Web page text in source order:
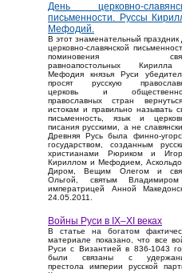
День церковно-
письменности. Руссы
Мефодий.
В этот знаменательный праздник
церковно-славянской
поминовения
равноапостольных
Мефодия князья Руси
просят русскую
церковь и
православных стран
истокам и правильно называть
письменность, язык и
писания русскими, а не
Древняя Русь была финно-
государством, созданным
христианами Рюриком и
Кириллом и Мефодием,
Диром, Вещим Олегом и
Ольгой, святым
императрицей Анной
24.05.2011.
Войны Руси в IX–XI веках
В статье на богатом
материале показано, что все
Руси с Византией в 836-1043
были связаны с
престола империи русской